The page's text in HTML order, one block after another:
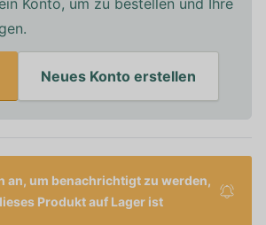
Konto, um zu bestellen und Ihre
Neues Konto erstellen
an, um benachrichtigt zu werden,
Produkt auf Lager ist